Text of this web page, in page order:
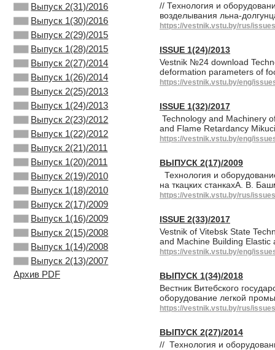
Выпуск 2(31)/2016
Выпуск 1(30)/2016
Выпуск 2(29)/2015
Выпуск 1(28)/2015
Выпуск 2(27)/2014
Выпуск 1(26)/2014
Выпуск 2(25)/2013
Выпуск 1(24)/2013
Выпуск 2(23)/2012
Выпуск 1(22)/2012
Выпуск 2(21)/2011
Выпуск 1(20)/2011
Выпуск 2(19)/2010
Выпуск 1(18)/2010
Выпуск 2(17)/2009
Выпуск 1(16)/2009
Выпуск 2(15)/2008
Выпуск 1(14)/2008
Выпуск 2(13)/2007
Архив PDF
// Технология и
возделывания льна-
https://vestnik.vstu.by/rus/
ISSUE 1(24)/2013
Vestnik №24 download
deformation parameters of
https://vestnik.vstu.by/eng/
ISSUE 1(32)/2017
Technology and Machinery
and Flame Retardancy
https://vestnik.vstu.by/eng/
ВЫПУСК 2(17)/2009
Технология и
на ткацких станкахА. В.
https://vestnik.vstu.by/rus/
ISSUE 2(33)/2017
Vestnik of Vitebsk State
and Machine Building
https://vestnik.vstu.by/eng/
ВЫПУСК 1(34)/2018
Вестник Витебского
оборудование легкой
https://vestnik.vstu.by/rus/
ВЫПУСК 2(27)/2014
// Технология и